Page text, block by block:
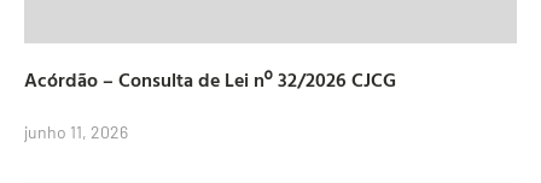
Acórdão – Consulta de Lei nº 32/2026 CJCG
junho 11, 2026